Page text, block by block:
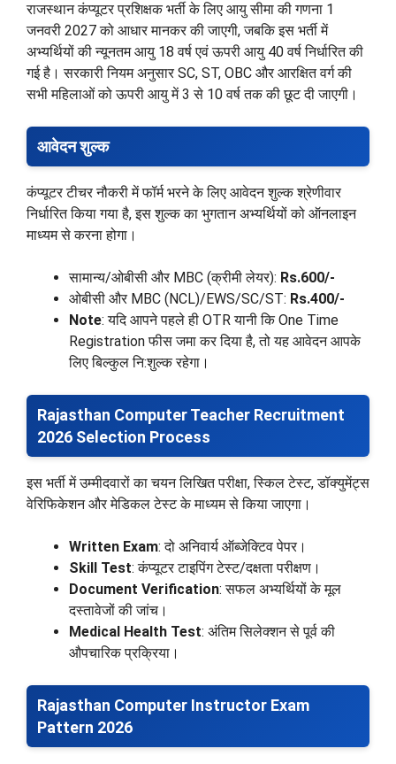
राजस्थान कंप्यूटर प्रशिक्षक भर्ती के लिए आयु सीमा की गणना 1
जनवरी 2027 को आधार मानकर की जाएगी, जबकि इस भर्ती में
अभ्यर्थियों की न्यूनतम आयु 18 वर्ष एवं ऊपरी आयु 40 वर्ष निर्धारित की
गई है। सरकारी नियम अनुसार SC, ST, OBC और आरक्षित वर्ग की
सभी महिलाओं को ऊपरी आयु में 3 से 10 वर्ष तक की छूट दी जाएगी।
आवेदन शुल्क
कंप्यूटर टीचर नौकरी में फॉर्म भरने के लिए आवेदन शुल्क श्रेणीवार
निर्धारित किया गया है, इस शुल्क का भुगतान अभ्यर्थियों को ऑनलाइन
माध्यम से करना होगा।
सामान्य/ओबीसी और MBC (क्रीमी लेयर): Rs.600/-
ओबीसी और MBC (NCL)/EWS/SC/ST: Rs.400/-
Note: यदि आपने पहले ही OTR यानी कि One Time
Registration फीस जमा कर दिया है, तो यह आवेदन आपके
लिए बिल्कुल नि:शुल्क रहेगा।
Rajasthan Computer Teacher Recruitment
2026 Selection Process
इस भर्ती में उम्मीदवारों का चयन लिखित परीक्षा, स्किल टेस्ट, डॉक्युमेंट्स
वेरिफिकेशन और मेडिकल टेस्ट के माध्यम से किया जाएगा।
Written Exam: दो अनिवार्य ऑब्जेक्टिव पेपर।
Skill Test: कंप्यूटर टाइपिंग टेस्ट/दक्षता परीक्षण।
Document Verification: सफल अभ्यर्थियों के मूल
दस्तावेजों की जांच।
Medical Health Test: अंतिम सिलेक्शन से पूर्व की
औपचारिक प्रक्रिया।
Rajasthan Computer Instructor Exam
Pattern 2026